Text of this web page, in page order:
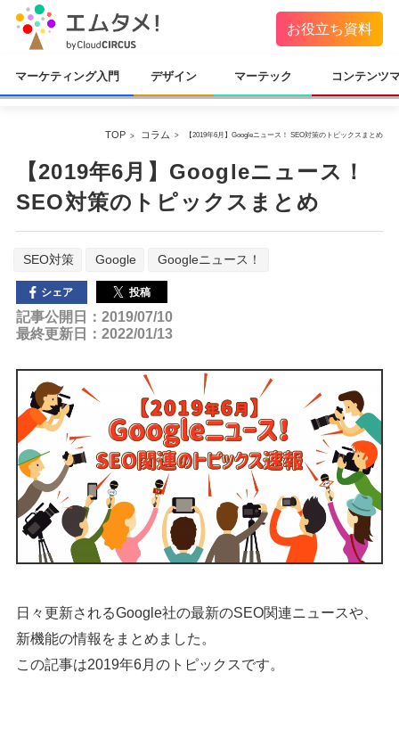
お役立ち資料
マーケティング入門 デザイン マーテック コンテンツ
TOP コラム 【2019年6月】Googleニュース！ SEO対策のトピックスまとめ
【2019年6月】Googleニュース！
SEO対策のトピックスまとめ
SEO対策 Google Googleニュース！
シェア 投稿
記事公開日：2019/07/10
最終更新日：2022/01/13
日々更新されるGoogle社の最新のSEO関連ニュースや、
新機能の情報をまとめました。
この記事は2019年6月のトピックスです。